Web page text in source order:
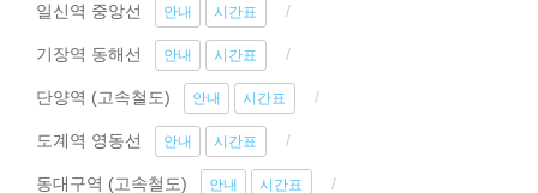
일신역 중앙선 안내 시간표
기장역 동해선 안내 시간표
단양역 (고속철도) 안내 시간표
도계역 영동선 안내 시간표
동대구역 (고속철도) 안내 시간표